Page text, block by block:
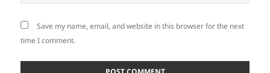
Save my name, email, and website in this browser for the next
time I comment.